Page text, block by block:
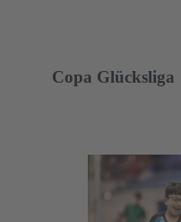
Copa Glücksliga